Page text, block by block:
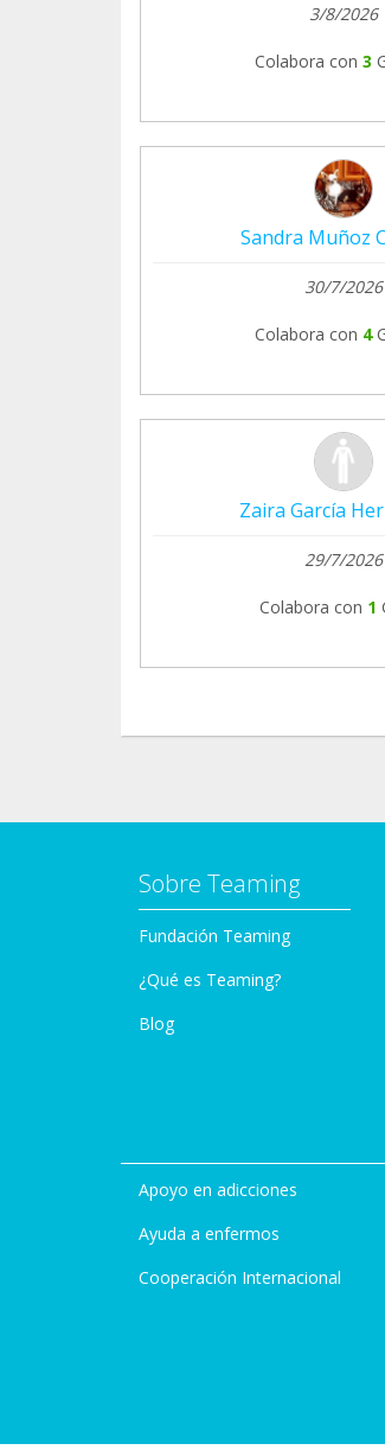
3/8/2026
Colabora con 3
Sandra Muñoz
30/7/2026
Colabora con 4
Zaira García
29/7/2026
Colabora con 1
Sobre Teaming
Fundación Teaming
¿Qué es Teaming?
Blog
Apoyo en adicciones
Ayuda a enfermos
Cooperación Internacional